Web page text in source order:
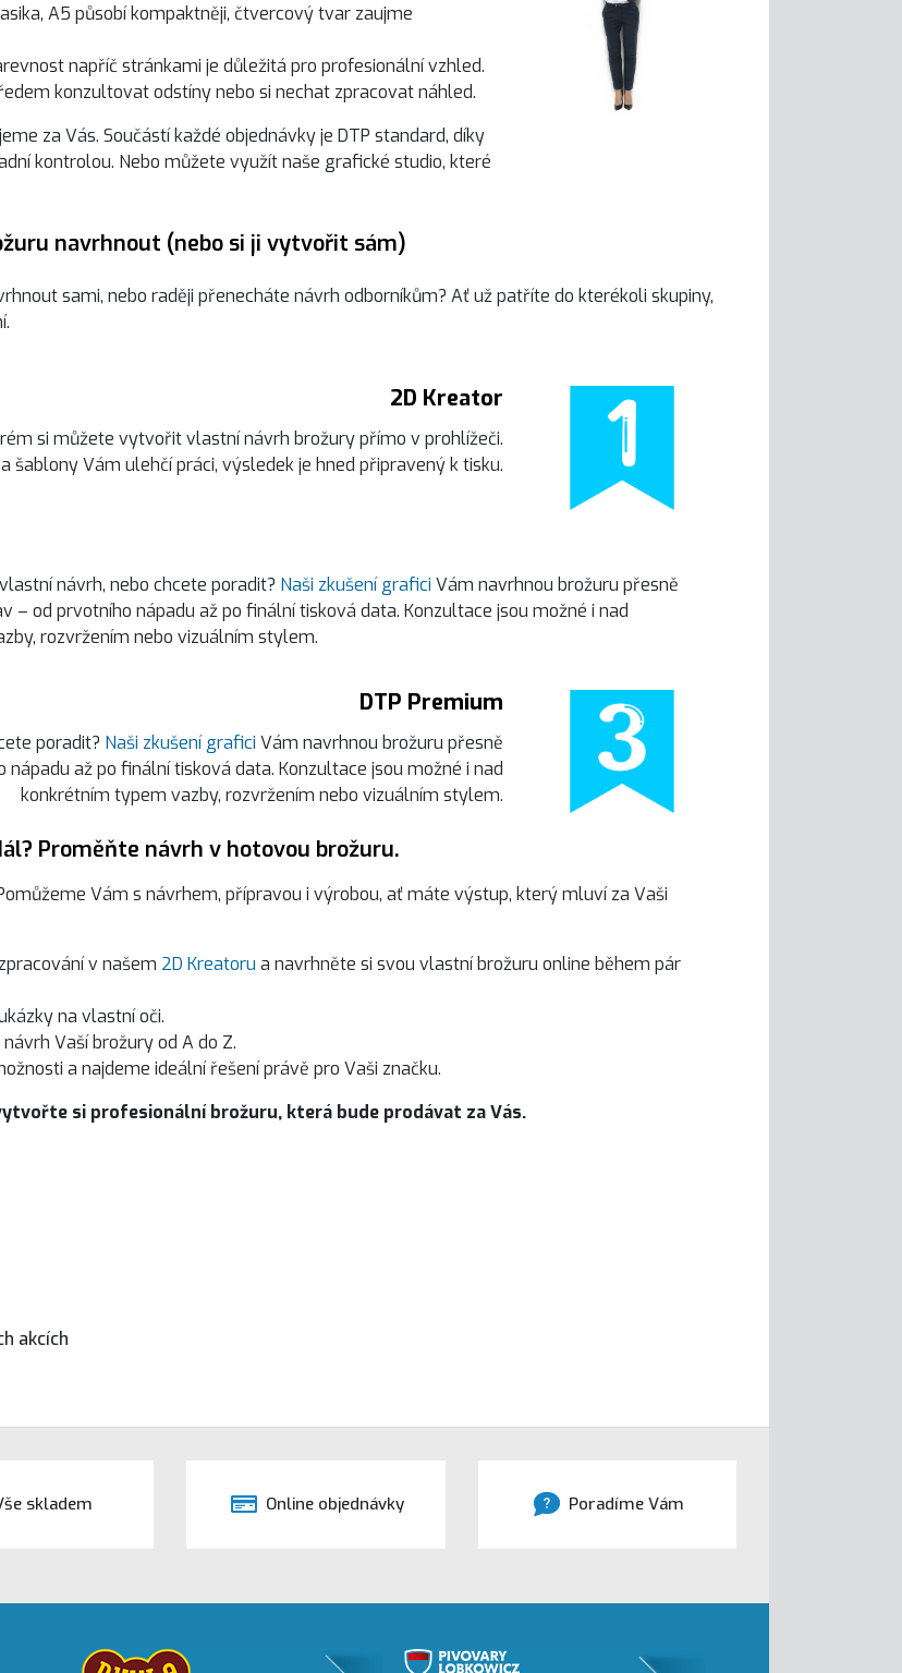
A5 působí kompaktněji, čtvercový tvar zaujme
napříč stránkami je důležitá pro profesionální vzhled.
konzultovat odstíny nebo si nechat zpracovat náhled.
za Vás. Součástí každé objednávky je DTP standard, díky
kontrolou. Nebo můžete využít naše grafické studio, které
navrhnout (nebo si ji vytvořit sám)
sami, nebo raději přenecháte návrh odborníkům? Ať už patříte do kterékoli skupiny,
2D Kreator
si můžete vytvořit vlastní návrh brožury přímo v prohlížeči.
šablony Vám ulehčí práci, výsledek je hned připravený k tisku.
návrh, nebo chcete poradit? Naši zkušení grafici Vám navrhnou brožuru přesně
– od prvotního nápadu až po finální tisková data. Konzultace jsou možné i nad
rozvržením nebo vizuálním stylem.
DTP Premium
poradit? Naši zkušení grafici Vám navrhnou brožuru přesně
až po finální tisková data. Konzultace jsou možné i nad
konkrétním typem vazby, rozvržením nebo vizuálním stylem.
Proměňte návrh v hotovou brožuru.
Vám s návrhem, přípravou i výrobou, ať máte výstup, který mluví za Vaši
v našem 2D Kreatoru a navrhněte si svou vlastní brožuru online během pár
na vlastní oči.
Vaší brožury od A do Z.
a najdeme ideální řešení právě pro Vaši značku.
si profesionální brožuru, která bude prodávat za Vás.
akcích
skladem Online objednávky Poradíme Vám